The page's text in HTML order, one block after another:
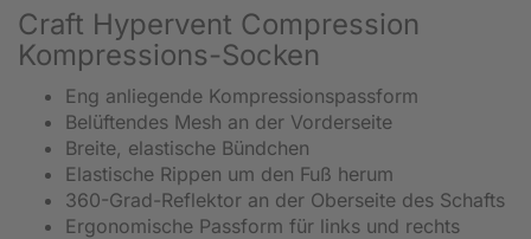
Craft Hypervent Compression
Kompressions-Socken
Eng anliegende Kompressionspassform
Belüftendes Mesh an der Vorderseite
Breite, elastische Bündchen
Elastische Rippen um den Fuß herum
360-Grad-Reflektor an der Oberseite des Schafts
Ergonomische Passform für links und rechts